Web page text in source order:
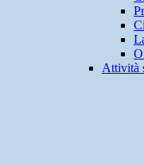
Attività